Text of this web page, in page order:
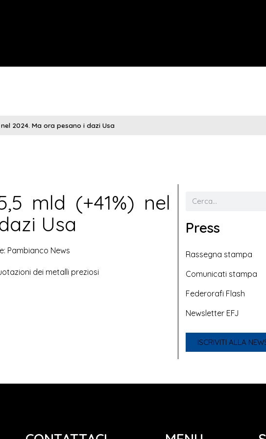
2024. Ma ora pesano i dazi Usa
mld (+41%) nel
Usa
Pambianco News
dei metalli preziosi
Press
Rassegna stampa
Comunicati stampa
Federorafi Flash
Newsletter EFJ
ISCRIVITI ALLA